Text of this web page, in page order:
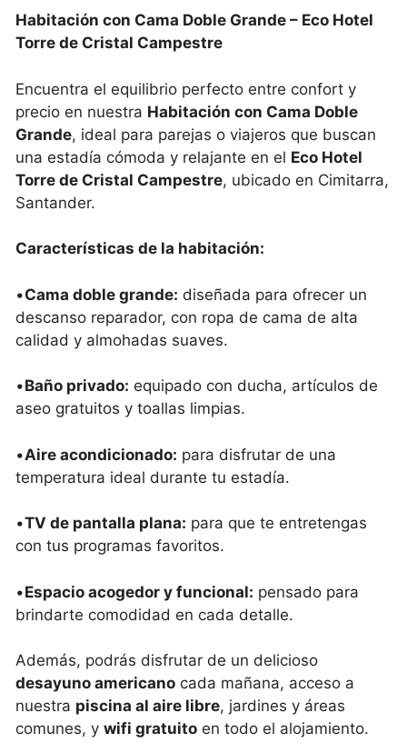
Habitación con Cama Doble Grande – Eco Hotel
Torre de Cristal Campestre
Encuentra el equilibrio perfecto entre confort y
precio en nuestra Habitación con Cama Doble
Grande, ideal para parejas o viajeros que buscan
una estadía cómoda y relajante en el Eco Hotel
Torre de Cristal Campestre, ubicado en Cimitarra,
Santander.
Características de la habitación:
•Cama doble grande: diseñada para ofrecer un
descanso reparador, con ropa de cama de alta
calidad y almohadas suaves.
•Baño privado: equipado con ducha, artículos de
aseo gratuitos y toallas limpias.
•Aire acondicionado: para disfrutar de una
temperatura ideal durante tu estadía.
•TV de pantalla plana: para que te entretengas
con tus programas favoritos.
•Espacio acogedor y funcional: pensado para
brindarte comodidad en cada detalle.
Además, podrás disfrutar de un delicioso
desayuno americano cada mañana, acceso a
nuestra piscina al aire libre, jardines y áreas
comunes, y wifi gratuito en todo el alojamiento.